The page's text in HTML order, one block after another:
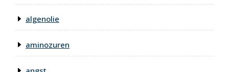
algenolie
aminozuren